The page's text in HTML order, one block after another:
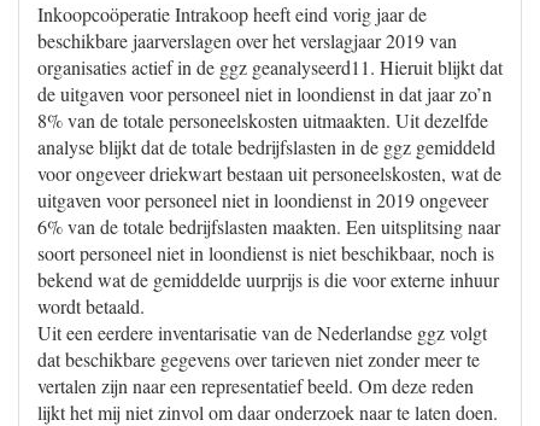
Inkoopcoöperatie Intrakoop heeft eind vorig jaar de
beschikbare jaarverslagen over het verslagjaar 2019 van
organisaties actief in de ggz geanalyseerd11. Hieruit blijkt dat
de uitgaven voor personeel niet in loondienst in dat jaar zo’n
8% van de totale personeelskosten uitmaakten. Uit dezelfde
analyse blijkt dat de totale bedrijfslasten in de ggz gemiddeld
voor ongeveer driekwart bestaan uit personeelskosten, wat de
uitgaven voor personeel niet in loondienst in 2019 ongeveer
6% van de totale bedrijfslasten maakten. Een uitsplitsing naar
soort personeel niet in loondienst is niet beschikbaar, noch is
bekend wat de gemiddelde uurprijs is die voor externe inhuur
wordt betaald.
Uit een eerdere inventarisatie van de Nederlandse ggz volgt
dat beschikbare gegevens over tarieven niet zonder meer te
vertalen zijn naar een representatief beeld. Om deze reden
lijkt het mij niet zinvol om daar onderzoek naar te laten doen.